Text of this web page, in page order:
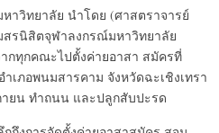
าวิทยาลัย นำโดย (ศาสตราจารย์
รนิสิตจุฬาลงกรณ์มหาวิทยาลัย
กทุกคณะไปตั้งค่ายอาสา สมัครที่
เภอพนมสารคาม จังหวัดฉะเชิงเทรา
ายน ทำถนน และปลูกสับปะรด